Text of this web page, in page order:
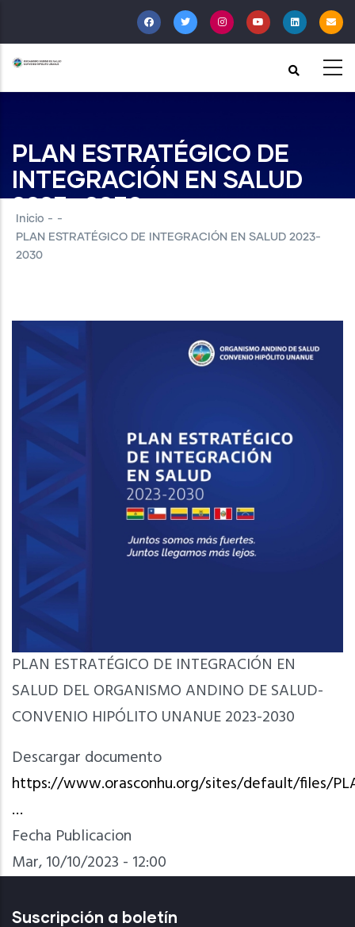
al
contenido
principal
PLAN ESTRATÉGICO DE
INTEGRACIÓN EN SALUD
2023- 2030
Inicio - -
PLAN ESTRATÉGICO DE INTEGRACIÓN EN SALUD 2023-
2030
PLAN ESTRATÉGICO DE INTEGRACIÓN EN
SALUD DEL ORGANISMO ANDINO DE SALUD-
CONVENIO HIPÓLITO UNANUE 2023-2030
Descargar documento
https://www.orasconhu.org/sites/default/files/
…
Fecha Publicacion
Mar, 10/10/2023 - 12:00
Suscripción a boletín